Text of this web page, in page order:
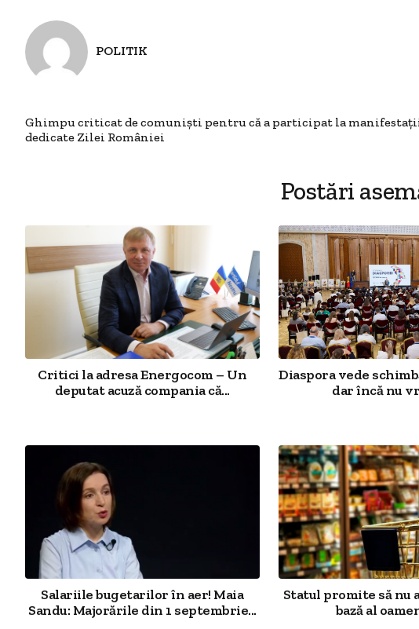
POLITIK
Ghimpu criticat de comuniști pentru că a participat la
dedicate Zilei României
Postări
Critici la adresa Energocom – Un
deputat acuză compania că...
Diaspora vede
dar încă nu
Salariile bugetarilor în aer! Maia
Sandu: Majorările din 1 septembrie...
Statul promite să nu
bază al